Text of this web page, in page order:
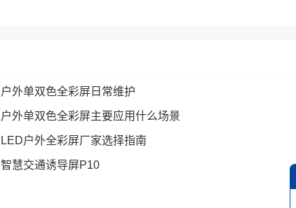
户外单双色全彩屏日常维护
户外单双色全彩屏主要应用什么场景
LED户外全彩屏厂家选择指南
智慧交通诱导屏P10